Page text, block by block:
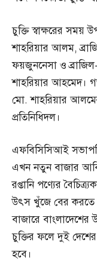
চুক্তি স্বাক্ষরের সময়
শাহরিয়ার আলম,
ফয়জুননেসা ও
শাহরিয়ার আহমেদ। গত
মো. শাহরিয়ার
প্রতিনিধিদল।
এফবিসিসিআই
এখন নতুন বাজার
রপ্তানি পণ্যের
উৎস খুঁজে বের করতে
বাজারে
চুক্তির ফলে দুই
হবে।